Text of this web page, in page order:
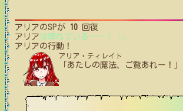
アリアのSPが 10 回復
アリア は痺れている …… ！ (1)
アリアの行動！
アリア・ティレイト
「あたしの魔法、ご覧あれー！」